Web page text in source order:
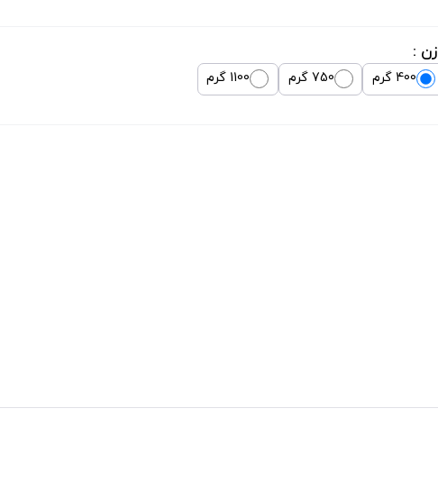
:
400 گرم 750 گرم 1100 گرم